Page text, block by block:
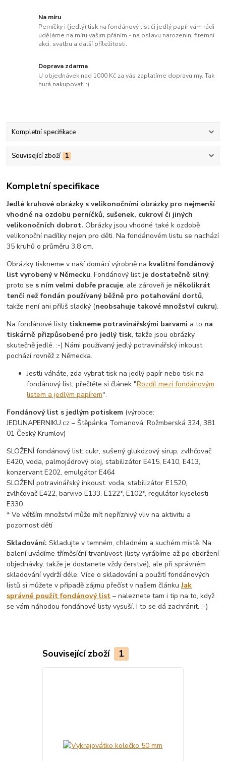
Na míru
Perníčky i (jedlý) tisk na fondánový list či jedlý papír vám rádi
uděláme na míru vašim přáním - na oslavu narozenin, firemní
akci, svatbu a další příležitosti.
Doprava zdarma
U objednávek nad 1000 Kč za vás zaplatíme dopravu my. Tak
hurá nakupovat. :)
Kompletní specifikace
Související zboží 1
Kompletní specifikace
Jedlé kruhové obrázky s velikonočními obrázky pro nejmenší
vhodné na ozdobu perníčků, sušenek, cukroví či jiných
velikonočních dobrot.Obrázky jsou vhodné také k ozdobě
velikonoční nadílky nejen pro děti. Na fondánovém listu se nachází
35 kruhů o průměru 3,8 cm.
Obrázky tiskneme v naší domácí výrobně na kvalitní fondánový
list vyrobený v Německu. Fondánový list je dostatečně silný,
proto se s ním velmi dobře pracuje, ale zároveň je několikrát
tenčí než fondán používaný běžně pro potahování dortů,
takže není ani příliš sladký (neobsahuje takové množství cukru).
Na fondánové listy tiskneme potravinářskými barvami a to na
tiskárně přizpůsobené pro jedlý tisk, takže jsou obrázky
skutečně jedlé. :-) Námi používaný jedlý potravinářský inkoust
pochází rovněž z Německa.
Jestli váháte, zda vybrat tisk na jedlý papír nebo tisk na
fondánový list, přečtěte si článek "Rozdíl mezi fondánovým
listem a jedlým papírem".
Fondánový list s jedlým potiskem (výrobce:
JEDUNAPERNIKU.cz – Štěpánka Tomanová, Rožmberská 324, 381
01 Český Krumlov)
SLOŽENÍ fondánový list: cukr, sušený glukózový sirup, zvlhčovač
E420, voda, palmojádrový olej, stabilizátor E415, E410, E413,
konzervant E202, emulgátor E464
SLOŽENÍ potravinářský inkoust: voda, stabilizátor E1520,
zvlhčovač E422, barvivo E133, E122*, E102*, regulátor kyselosti
E330
* Ve větším množství může mít nepříznivý vliv na aktivitu a
pozornost dětí
Skladování: Skladujte v temném, chladném a suchém místě. Na
balení uvádíme tříměsíční trvanlivost (listy vyrábíme až po obdržení
objednávky, takže je dostanete vždy čerstvé), ale při správném
skladování vydrží déle. Více o skladování a použití fondánových
listů si můžete v případě zájmu přečíst v našem článkuJak
správně použít fondánový list – naleznete tam i tip na to, když
se vám náhodou fondánové listy vysuší. I to se dá zachránit. :-)
Související zboží 1